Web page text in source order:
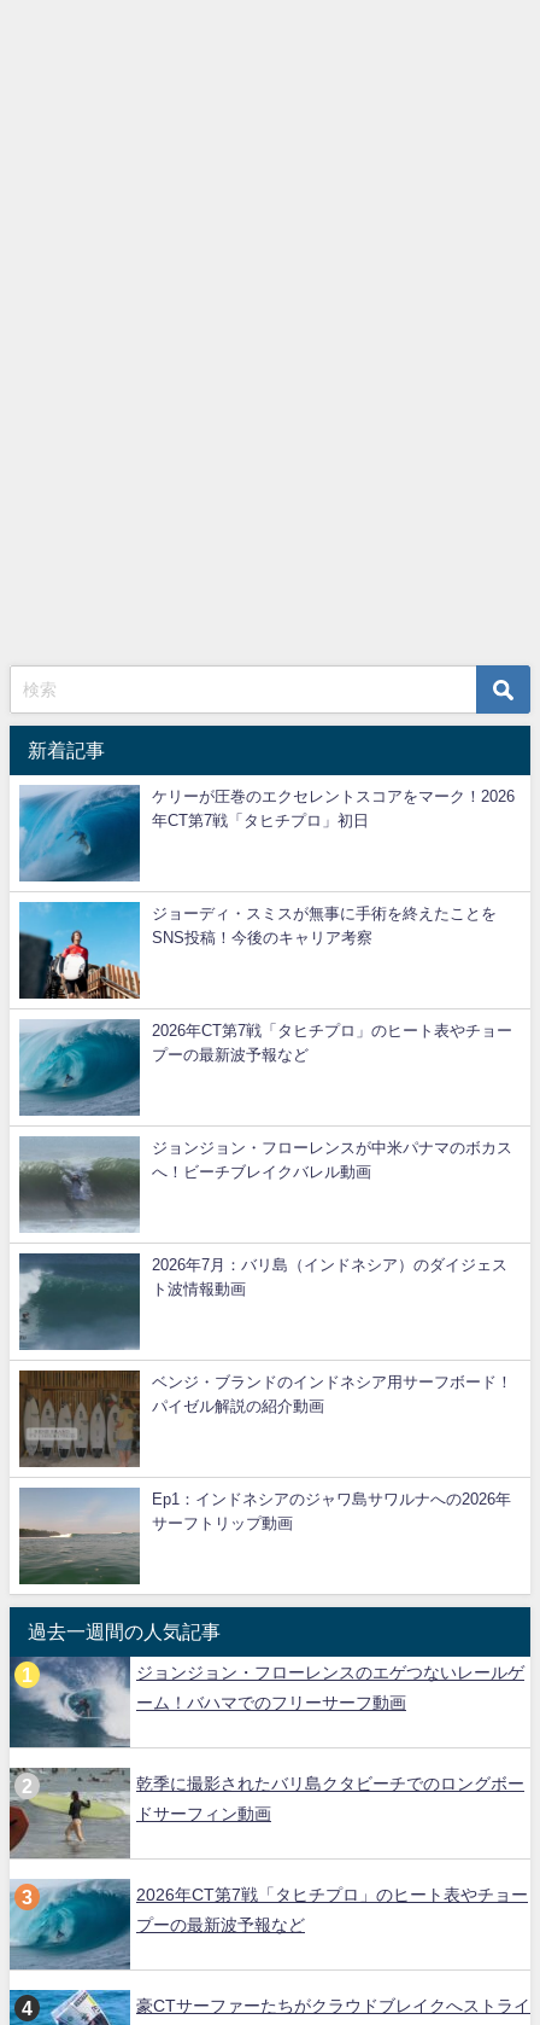
新着記事
ケリーが圧巻のエクセレントスコアをマーク！2026
年CT第7戦「タヒチプロ」初日
ジョーディ・スミスが無事に手術を終えたことを
SNS投稿！今後のキャリア考察
2026年CT第7戦「タヒチプロ」のヒート表やチョー
プーの最新波予報など
ジョンジョン・フローレンスが中米パナマのボカス
へ！ビーチブレイクバレル動画
2026年7月：バリ島（インドネシア）のダイジェス
ト波情報動画
ベンジ・ブランドのインドネシア用サーフボード！
パイゼル解説の紹介動画
Ep1：インドネシアのジャワ島サワルナへの2026年
サーフトリップ動画
過去一週間の人気記事
ジョンジョン・フローレンスのエゲつないレールゲ
ーム！バハマでのフリーサーフ動画
乾季に撮影されたバリ島クタビーチでのロングボー
ドサーフィン動画
2026年CT第7戦「タヒチプロ」のヒート表やチョー
プーの最新波予報など
豪CTサーファーたちがクラウドブレイクへストライ